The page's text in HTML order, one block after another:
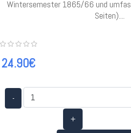
Wintersemester 1865/66 und
Seiten)....
24.90€
-
+